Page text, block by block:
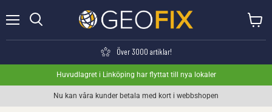
Över 3000 artiklar!
Huvudlagret i Linköping har flyttat till nya lokaler
Nu kan våra kunder betala med kort i webbshopen